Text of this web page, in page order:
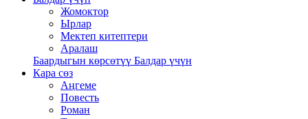
Жомоктор
Ырлар
Мектеп китептери
Аралаш
Баардыгын көрсөтүү Балдар үчүн
Кара сөз
Аңгеме
Повесть
Роман